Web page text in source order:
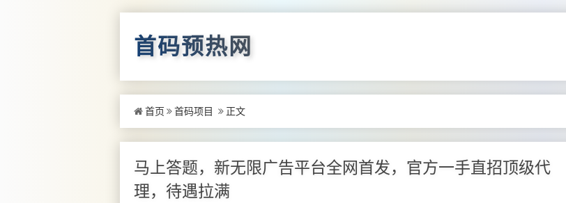
首码预热网
首页 首码项目 正文
马上答题，新无限广告平台全网首发，官方一手直招顶级代
理，待遇拉满